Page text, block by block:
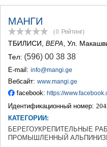
ОЗУРГЕТИ
ЧОХАТАУРИ
УРЕКИ
ИМЕРЕТИЯ
БАГДАТИ
ВАНИ
ЗЕСТАФОНИ
ТЕРДЖОЛА
САМТРЕДИА
ТКИБУЛИ
КУТАИСИ
ЦКАЛТУБО
ЧИАТУРА
МАНГИ
(0 Рейтинг)
ТБИЛИСИ ВЕРА , Ул.
Тел: (596) 00 38 38
E-mail: info@mangi.ge
Вебсайт: www.mangi.ge
facebook: https://
Идентификационный номер:
КАТЕГОРИИ:
БЕРЕГОУКРЕПИТЕЛЬНЫЕ
ПРОМЫШЛЕННЫЙ